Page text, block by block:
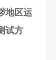
地区运
试方